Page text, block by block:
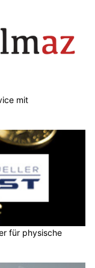
mit
für physische